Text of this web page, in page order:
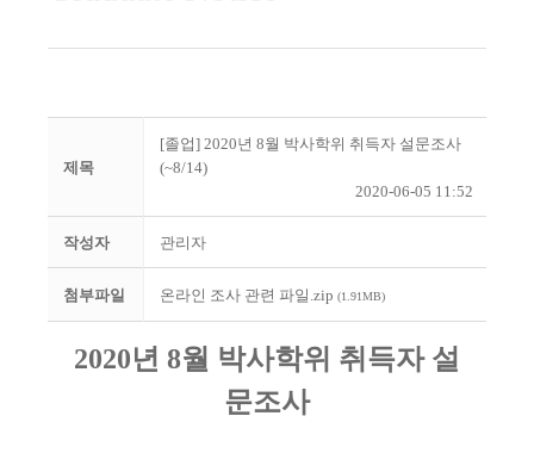
제목
[졸업] 2020년 8월 박사학위 취득자 설문조사
(~8/14)
2020-06-05 11:52
작성자 관리자
첨부파일 온라인 조사 관련 파일.zip (1.91MB)
2020년 8월 박사학위 취득자 설
문조사